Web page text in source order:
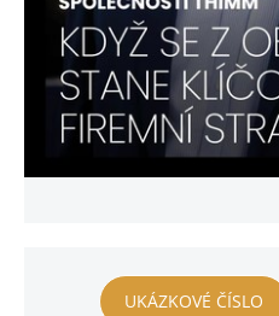
UKÁZKOVÉ ČÍSLO